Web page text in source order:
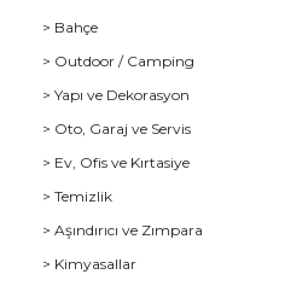
> Bahçe
> Outdoor / Camping
> Yapı ve Dekorasyon
> Oto, Garaj ve Servis
> Ev, Ofis ve Kırtasiye
> Temizlik
> Aşındırıcı ve Zımpara
> Kimyasallar